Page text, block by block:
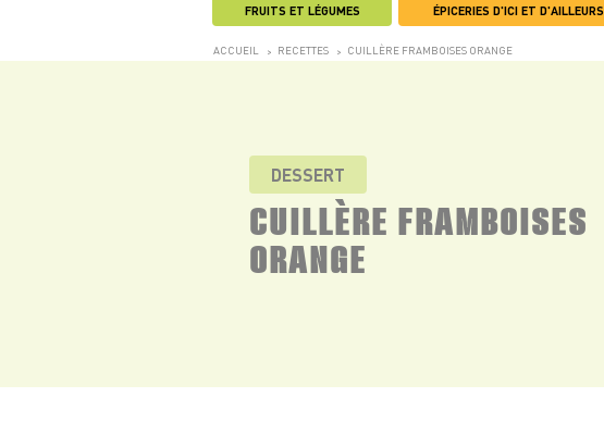
FRUITS ET LÉGUMES ÉPICERIES D'ICI ET D'AILLEURS
ACCUEIL > RECETTES > CUILLÈRE FRAMBOISES ORANGE
DESSERT
CUILLÈRE FRAMBOISES
ORANGE